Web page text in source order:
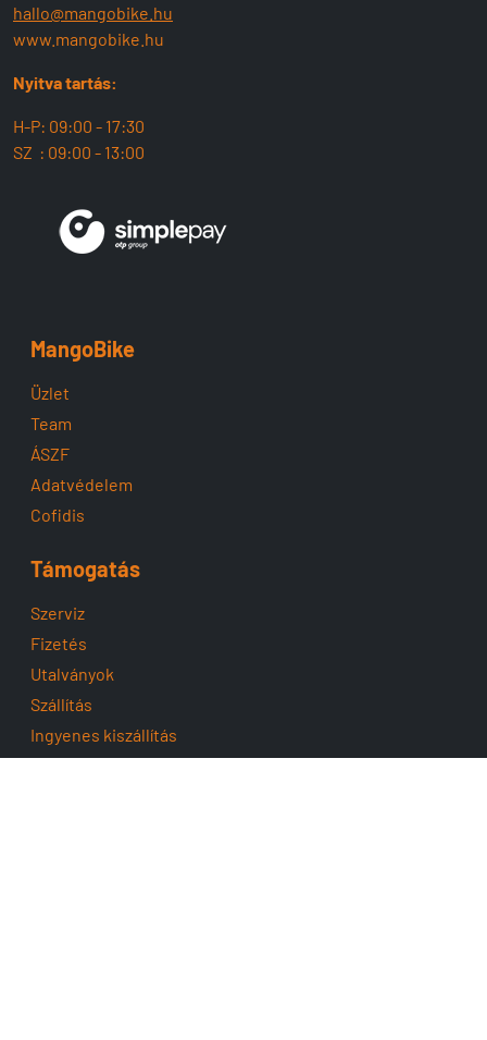
hallo@mangobike.hu
www.mangobike.hu
Nyitva tartás:
H-P: 09:00 - 17:30
SZ : 09:00 - 13:00
MangoBike
Üzlet
Team
ÁSZF
Adatvédelem
Cofidis
Támogatás
Szerviz
Fizetés
Utalványok
Szállítás
Ingyenes kiszállítás
Fogyasztóbarát